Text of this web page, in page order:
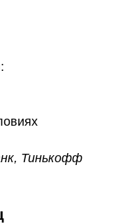
Тинькофф